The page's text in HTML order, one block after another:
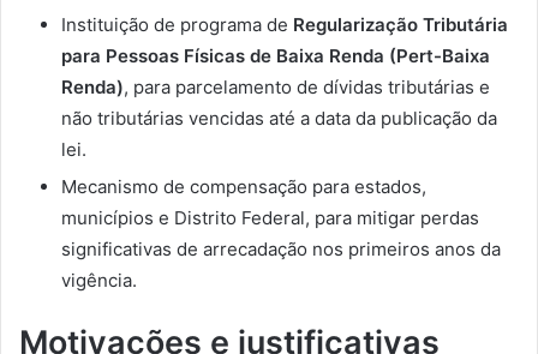
Instituição de programa de Regularização Tributária
para Pessoas Físicas de Baixa Renda (Pert-Baixa
Renda), para parcelamento de dívidas tributárias e
não tributárias vencidas até a data da publicação da
lei.
Mecanismo de compensação para estados,
municípios e Distrito Federal, para mitigar perdas
significativas de arrecadação nos primeiros anos da
vigência.
Motivações e justificativas